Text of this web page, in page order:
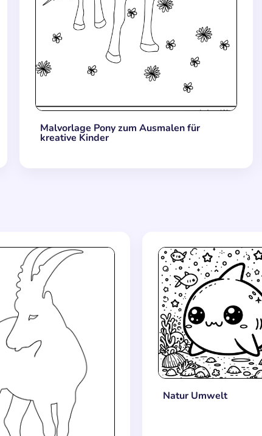
Malvorlage Pony zum Ausmalen für
kreative Kinder
Natur Umwelt